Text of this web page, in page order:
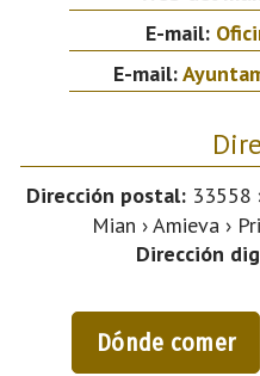
E-mail:
E-mail:
Dirección postal: 33558
Mian › Amieva ›
Dirección
Dónde comer